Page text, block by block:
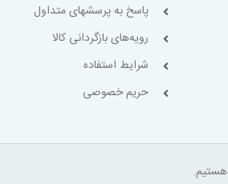
پاسخ به پرسشهای متداول
رویه‌های بازگردانی کالا
شرایط استفاده
حریم خصوصی